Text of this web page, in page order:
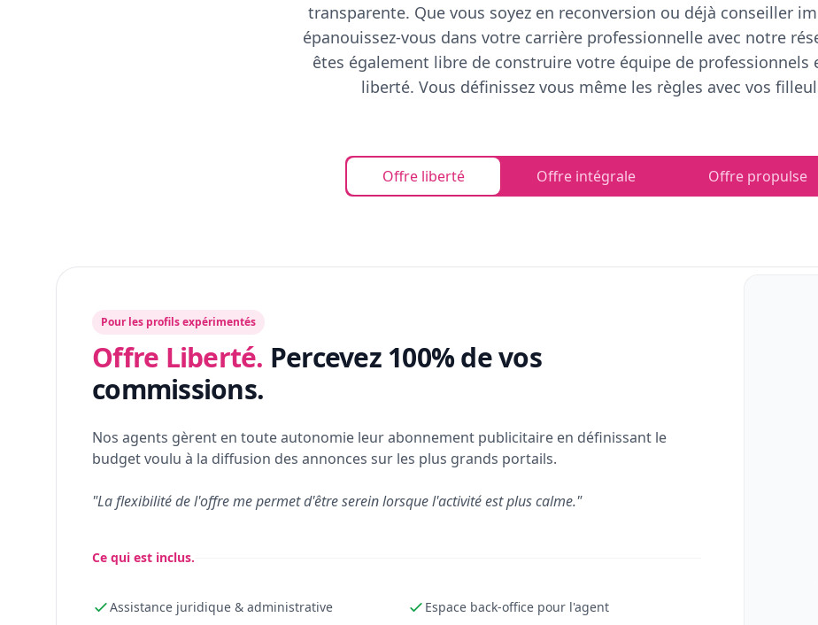
transparente. Que vous soyez en reconversion ou déjà conseiller
épanouissez-vous dans votre carrière professionnelle avec notre
êtes également libre de construire votre équipe de professionnels
liberté. Vous définissez vous même les règles avec vos
Offre liberté Offre intégrale Offre propulse
Pour les profils expérimentés
Offre Liberté. Percevez 100% de vos
commissions.
Nos agents gèrent en toute autonomie leur abonnement publicitaire en définissant le
budget voulu à la diffusion des annonces sur les plus grands portails.
"La flexibilité de l'offre me permet d'être serein lorsque l'activité est plus calme."
Ce qui est inclus.
Assistance juridique & administrative Espace back-office pour l'agent